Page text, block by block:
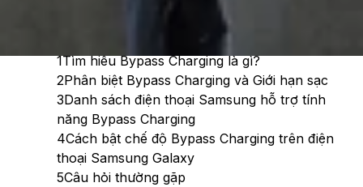
1Tìm hiểu Bypass Charging là gì?
2Phân biệt Bypass Charging và Giới hạn sạc
3Danh sách điện thoại Samsung hỗ trợ tính
năng Bypass Charging
4Cách bật chế độ Bypass Charging trên điện
thoại Samsung Galaxy
5Câu hỏi thường gặp